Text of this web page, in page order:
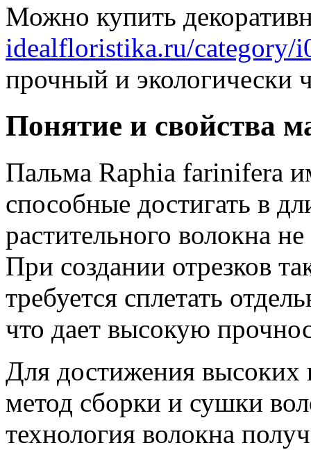
Можно купить
idealfloristika.ru/category/
прочный и экологически
Понятие и свойства
Пальма Raphia farinifera
способные достигать в
растительного волокна
При создании отрезков
требуется сплетать
что дает высокую
Для достижения высоких
метод сборки и сушки
технология волокна